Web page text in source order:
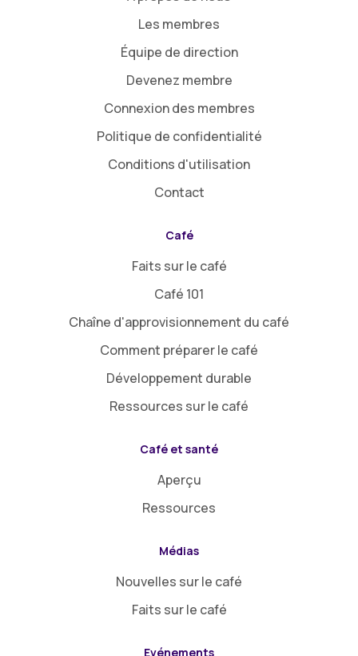
Les membres
Équipe de direction
Devenez membre
Connexion des membres
Politique de confidentialité
Conditions d'utilisation
Contact
Café
Faits sur le café
Café 101
Chaîne d'approvisionnement du café
Comment préparer le café
Développement durable
Ressources sur le café
Café et santé
Aperçu
Ressources
Médias
Nouvelles sur le café
Faits sur le café
Evénements